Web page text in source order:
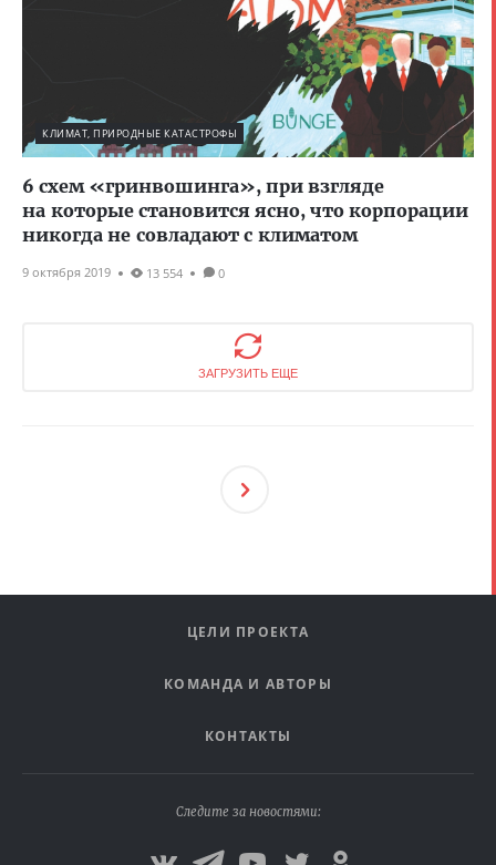
КЛИМАТ, ПРИРОДНЫЕ КАТАСТРОФЫ
6 схем «гринвошинга», при взгляде
на которые становится ясно, что корпорации
никогда не совладают с климатом
9 октября 2019 13 554 0
ЗАГРУЗИТЬ ЕЩЕ
Ующ
ЦЕЛИ ПРОЕКТА
КОМАНДА И АВТОРЫ
КОНТАКТЫ
Следите за новостями: